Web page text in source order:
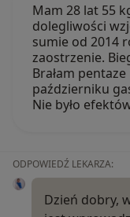
Mam 28 lat 55
dolegliwości
sumie od 2014
zaostrzenie.
Brałam
październiku
Nie było
ODPOWIEDŹ LEKARZA:
Dzień dobry,